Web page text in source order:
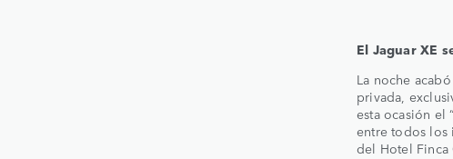
El Jaguar XE
La noche
privada,
esta ocasión el
entre todos los
del Hotel